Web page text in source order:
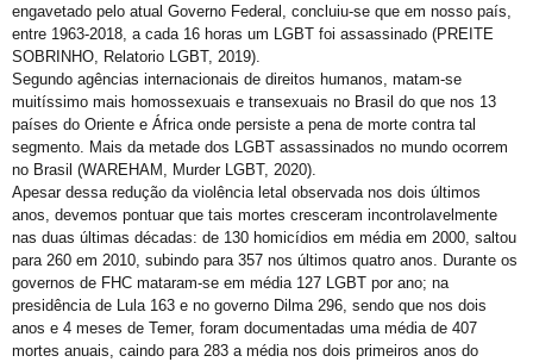
Stonewall
VEM!
Sebrae realiza evento para empreendedores LGBTQIAPN+
Abordagem cristã
CFM parecer
Projeto Se Ligue: Transformando Vidas e Construindo Conhecimento
Roteiro Turístico Salvador das Artes
Tempo
Conscientização da Violência contra a Pessoa Idosa LGBT
engavetado pelo atual Governo Federal, concluiu-se que em nosso país,
entre 1963-2018, a cada 16 horas um LGBT foi assassinado (PREITE
SOBRINHO, Relatorio LGBT, 2019).
Segundo agências internacionais de direitos humanos, matam-se
muitíssimo mais homossexuais e transexuais no Brasil do que nos 13
países do Oriente e África onde persiste a pena de morte contra tal
segmento. Mais da metade dos LGBT assassinados no mundo ocorrem
no Brasil (WAREHAM, Murder LGBT, 2020).
Apesar dessa redução da violência letal observada nos dois últimos
anos, devemos pontuar que tais mortes cresceram incontrolavelmente
nas duas últimas décadas: de 130 homicídios em média em 2000, saltou
para 260 em 2010, subindo para 357 nos últimos quatro anos. Durante os
governos de FHC mataram-se em média 127 LGBT por ano; na
presidência de Lula 163 e no governo Dilma 296, sendo que nos dois
anos e 4 meses de Temer, foram documentadas uma média de 407
mortes anuais, caindo para 283 a média nos dois primeiros anos do